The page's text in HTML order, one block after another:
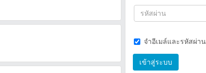
จำอีเมล์และรหัสผ่าน
เข้าสู่ระบบ